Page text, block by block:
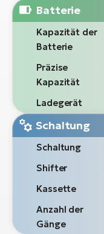
Batterie
Kapazität der
Batterie
Präzise
Kapazität
Ladegerät
Schaltung
Schaltung
Shifter
Kassette
Anzahl der
Gänge